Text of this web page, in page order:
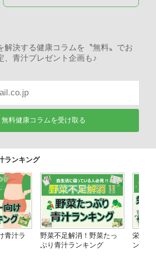
解決する健康コラムを〝無料〟でお
、青汁プレゼント企画も♪
無料健康コラムを受け取る
ランキング
青汁ラ
野菜不足解消！野菜たっ
ぷり青汁ランキング
栄養価
ング